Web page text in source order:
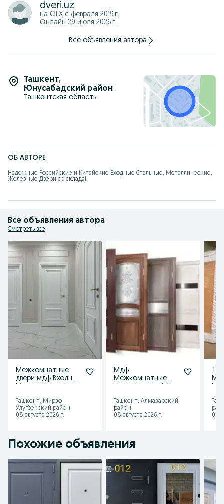
dveri.uz
на OLX с февраля 2019 г.
Онлайн 29 июля 2026 г.
Все объявления автора
Ташкент,
Юнусабадский район
Ташкентская область
ОБ АВТОРЕ
Надежные Российские и Китайские Входные Стальные, Металлические,
Железные Двери со склада!
Все объявления автора
Смотреть все
Межкомнатные
двери мдф Входные
eshiklar
Ташкент, Мирзо-
Улугбекский район
08 августа 2026 г.
Мдф
Межкомнатные
Входные железные
двери
Ташкент, Алмазарский
район
08 августа 2026 г.
08
Похожие объявления